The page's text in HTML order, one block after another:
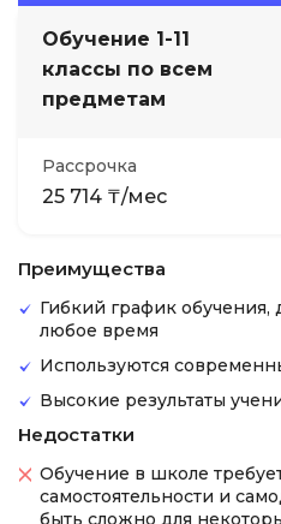
Обучение 1-11
классы по всем
предметам
Рассрочка
25 714 ₸/мес
Преимущества
Гибкий график обучения,
любое время
Используются
Высокие результаты
Недостатки
Обучение в школе
самостоятельности и
быть сложно для